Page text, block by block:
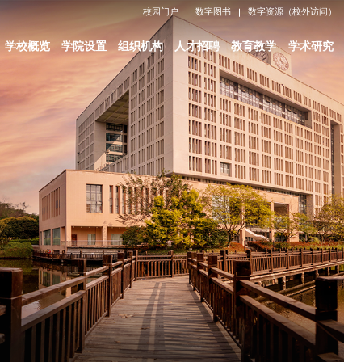
校园门户 数字图书 数字资源（校外访问）
学校概览 学院设置 组织机构 人才招聘 教育教学 学术研究